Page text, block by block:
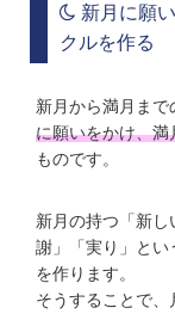
新月に願
クルを作る
新月から満月ま
に願いをかけ、満
ものです。
新月の持つ「新
謝」「実り」とい
を作ります。
そうすることで